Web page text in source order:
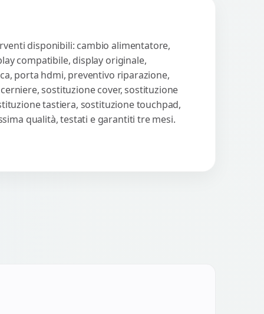
disponibili: cambio alimentatore,
compatibile, display originale,
porta hdmi, preventivo riparazione,
sostituzione cover, sostituzione
tastiera, sostituzione touchpad,
qualità, testati e garantiti tre mesi.